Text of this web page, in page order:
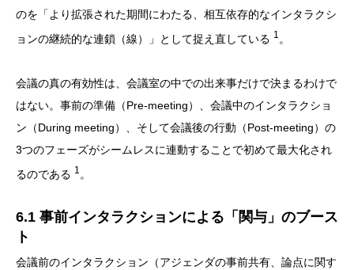
のを「より拡張された期間にわたる、相互依存的なインタラクシ
ョンの継続的な連鎖（線）」として捉え直している 1 。
会議の真の有効性は、会議室の中での出来事だけで決まるわけで
はない。事前の準備（Pre-meeting）、会議中のインタラクショ
ン（During meeting）、そして会議後の行動（Post-meeting）の
3つのフェーズがシームレスに連動することで初めて最大化され
るのである 1 。
6.1 事前インタラクションによる「関与」のブース
ト
会議前のインタラクション（アジェンダの事前共有、論点に関す